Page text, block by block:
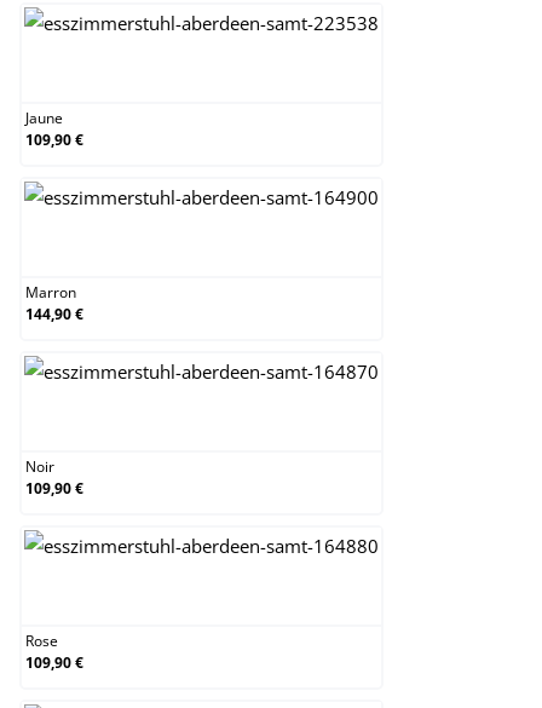
Jaune
109,90 €
Marron
144,90 €
Noir
109,90 €
Rose
109,90 €